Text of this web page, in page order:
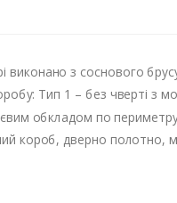
виконано з соснового
Тип 1 – без чверті з
обкладом по
короб, дверно полотно,